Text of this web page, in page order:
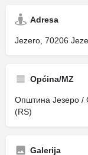
Adresa
Jezero, 70206
Općina/MZ
Општина Језеро /
(RS)
Galerija